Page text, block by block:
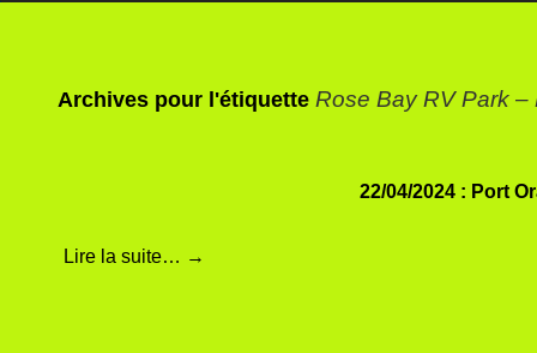
Archives pour l'étiquette Rose Bay RV Park –
22/04/2024 : Port
Lire la suite… →